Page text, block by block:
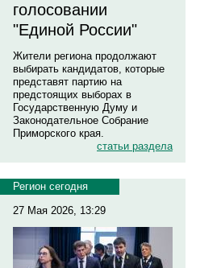
голосовании
"Единой России"
Жители региона продолжают
выбирать кандидатов, которые
представят партию на
предстоящих выборах в
Государственную Думу и
Законодательное Собрание
Приморского края.
статьи раздела
Регион сегодня
27 Мая 2026, 13:29